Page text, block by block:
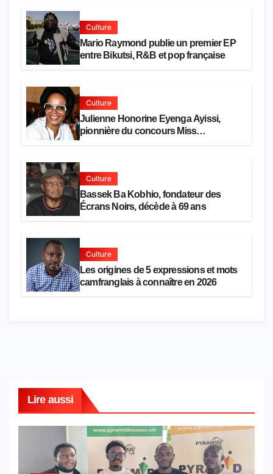
Culture
Mario Raymond publie un premier EP
entre Bikutsi, R&B et pop française
Culture
Julienne Honorine Eyenga Ayissi,
pionnière du concours Miss
Culture
Bassek Ba Kobhio, fondateur des
Écrans Noirs, décède à 69 ans
Culture
Les origines de 5 expressions et mots
camfranglais à connaître en 2026
Lire aussi